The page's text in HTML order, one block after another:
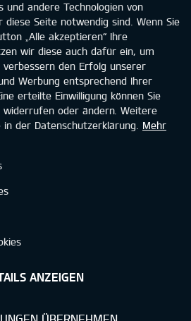
0
GMBH
und andere Technologien von
Seite notwendig sind. Wenn Sie
„Alle akzeptieren“ Ihre
wir diese auch dafür ein, um
den Erfolg unserer
Werbung entsprechend Ihrer
erteilte Einwilligung können Sie
oder ändern. Weitere
der Datenschutzerklärung. Mehr
ANZEIGEN